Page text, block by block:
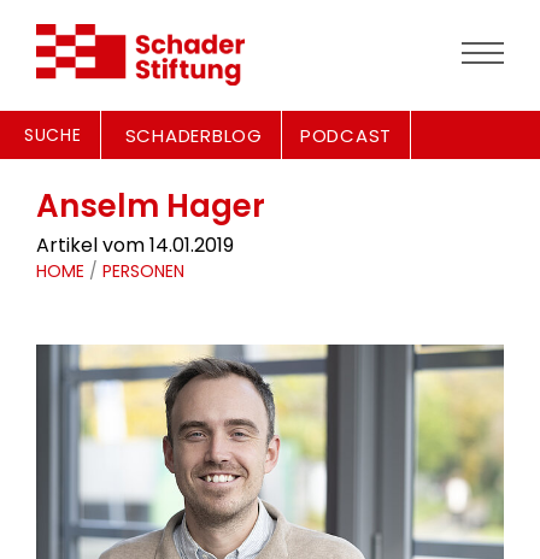
SUCHE SCHADERBLOG PODCAST
Anselm Hager
Artikel vom 14.01.2019
HOME / PERSONEN